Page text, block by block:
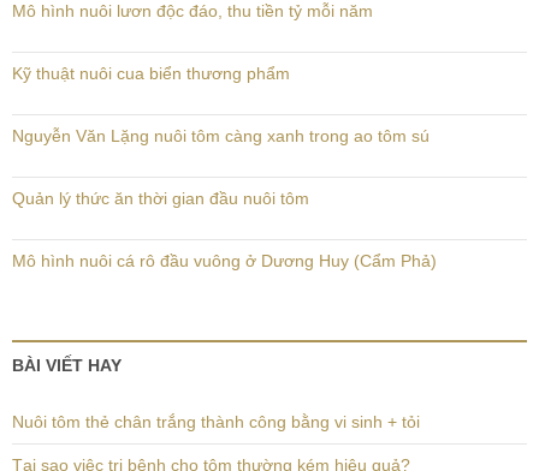
Mô hình nuôi lươn độc đáo, thu tiền tỷ mỗi năm
Kỹ thuật nuôi cua biển thương phẩm
Nguyễn Văn Lặng nuôi tôm càng xanh trong ao tôm sú
Quản lý thức ăn thời gian đầu nuôi tôm
Mô hình nuôi cá rô đầu vuông ở Dương Huy (Cẩm Phả)
BÀI VIẾT HAY
Nuôi tôm thẻ chân trắng thành công bằng vi sinh + tỏi
Tại sao việc trị bệnh cho tôm thường kém hiệu quả?